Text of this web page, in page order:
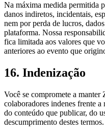
Na máxima medida permitida
danos indiretos, incidentais,
nem por perda de lucros,
plataforma. Nossa
fica limitada aos valores que
anteriores ao evento que
16. Indenização
Você se compromete a manter
colaboradores indenes frente a
do conteúdo que publicar, do
descumprimento destes termos.